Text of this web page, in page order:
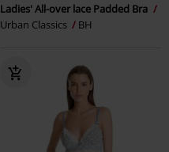
Ladies' All-over lace Padded Bra
Urban Classics
BH